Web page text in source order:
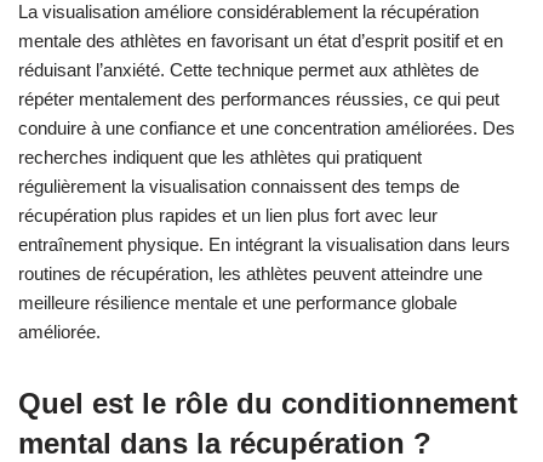
La visualisation améliore considérablement la récupération
mentale des athlètes en favorisant un état d’esprit positif et en
réduisant l’anxiété. Cette technique permet aux athlètes de
répéter mentalement des performances réussies, ce qui peut
conduire à une confiance et une concentration améliorées. Des
recherches indiquent que les athlètes qui pratiquent
régulièrement la visualisation connaissent des temps de
récupération plus rapides et un lien plus fort avec leur
entraînement physique. En intégrant la visualisation dans leurs
routines de récupération, les athlètes peuvent atteindre une
meilleure résilience mentale et une performance globale
améliorée.
Quel est le rôle du conditionnement
mental dans la récupération ?